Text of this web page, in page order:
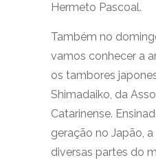
Hermeto Pascoal.
Também no
vamos conhecer a
os tambores
Shimadaiko, da
Catarinense.
geração no Japão,
diversas partes do